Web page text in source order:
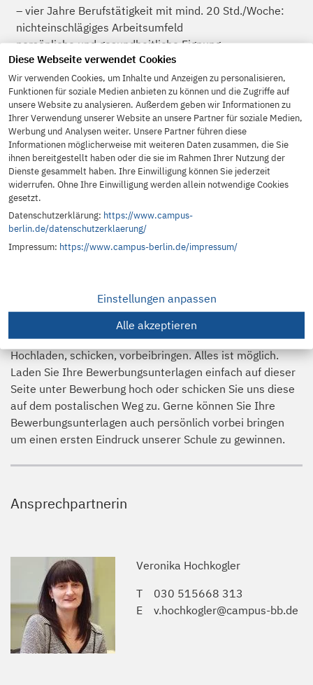
Diese Webseite verwendet Cookies
Wir verwenden Cookies, um Inhalte und Anzeigen zu personalisieren,
Funktionen für soziale Medien anbieten zu können und die Zugriffe auf
unsere Website zu analysieren. Außerdem geben wir Informationen zu
Ihrer Verwendung unserer Website an unsere Partner für soziale Medien,
Werbung und Analysen weiter. Unsere Partner führen diese
Informationen möglicherweise mit weiteren Daten zusammen, die Sie
ihnen bereitgestellt haben oder die sie im Rahmen Ihrer Nutzung der
Dienste gesammelt haben. Ihre Einwilligung können Sie jederzeit
widerrufen. Ohne Ihre Einwilligung werden allein notwendige Cookies
gesetzt.
Datenschutzerklärung: https://www.campus-
berlin.de/datenschutzerklaerung/
Impressum: https://www.campus-berlin.de/impressum/
Einstellungen anpassen
Alle akzeptieren
– vier Jahre Berufstätigkeit mit mind. 20 Std./Woche:
nichteinschlägiges Arbeitsumfeld
persönliche und gesundheitliche Eignung
Freiwillig Soziales Jahr, Zivildienst, Führung eines
Mehrpersonenhaushalts werden als Berufstätigkeit bis
zu einem Jahr angerechnet.
Förderung
Finanzielle Unterstützung erhalten Studierende in Form
vonSchüler-BAföG
Berufsausbildung ist auch einAufstiegs-Bafög
Beide müssen nicht zurückgezahlt werden. Zudem ist die
Ausbildung AZAV zertifiziert, es kannein
Hochladen, schicken, vorbeibringen. Alles ist möglich.
Laden Sie Ihre Bewerbungsunterlagen einfach auf dieser
Seite unter Bewerbung hoch oder schicken Sie uns diese
auf dem postalischen Weg zu. Gerne können Sie Ihre
Bewerbungsunterlagen auch persönlich vorbei bringen
um einen ersten Eindruck unserer Schule zu gewinnen.
Ansprechpartnerin
Veronika Hochkogler
T
030 515668 313
E
v.hochkogler@campus-bb.de